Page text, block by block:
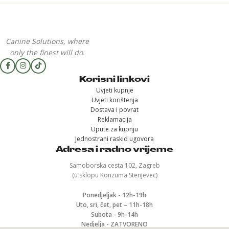
Canine Solutions, where
only the finest will do.
Korisni linkovi
Uvjeti kupnje
Uvjeti korištenja
Dostava i povrat
Reklamacija
Upute za kupnju
Jednostrani raskid ugovora
Adresa i radno vrijeme
Samoborska cesta 102, Zagreb
(u sklopu Konzuma Stenjevec)
Ponedjeljak - 12h-19h
Uto, sri, čet, pet – 11h-18h
Subota - 9h-14h
Nedjelja - ZATVORENO